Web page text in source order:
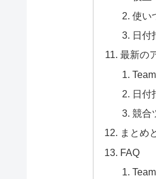
使い
日付
最新の
日付
競合
まとめ
FAQ